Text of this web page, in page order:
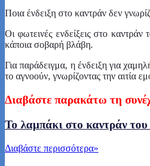
Ποια ένδειξη στο καντράν δεν
Οι φωτεινές ενδείξεις στο καντράν
κάποια σοβαρή βλάβη.
Για παράδειγμα, η ένδειξη για
το αγνοούν, γνωρίζοντας την αιτία
Διαβάστε παρακάτω τη
Το λαμπάκι στο καντράν
Διαβάστε περισσότερα»